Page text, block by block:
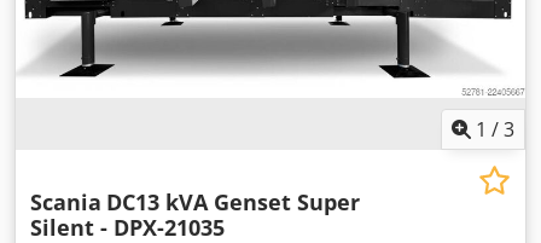
1 /3
Scania DC13 kVA Genset Super
Silent - DPX-21035